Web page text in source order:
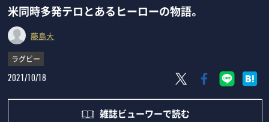
米同時多発テロとあるヒーローの物語。
藤島大
ラグビー
2021/10/18
雑誌ビューワーで読む